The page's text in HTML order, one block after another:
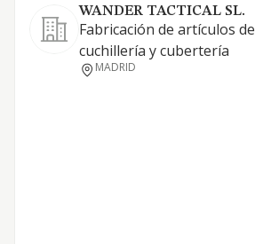
WANDER TACTICAL SL.
Fabricación de artículos de
cuchillería y cubertería
MADRID